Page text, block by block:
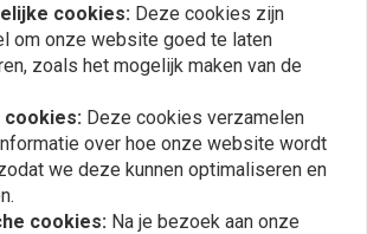
Abonneer
cookies: Deze cookies zijn
om onze website goed te laten
zoals het mogelijk maken van de
Deze cookies verzamelen
over hoe onze website wordt
we deze kunnen optimaliseren en
cookies: Na je bezoek aan onze